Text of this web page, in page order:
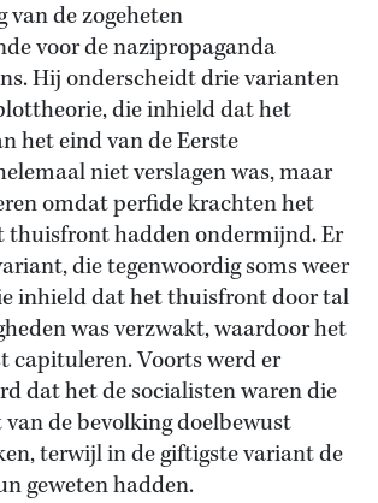
van de zogeheten
voor de nazipropaganda
Hij onderscheidt drie varianten
die inhield dat het
het eind van de Eerste
niet verslagen was, maar
omdat perfide krachten het
thuisfront hadden ondermijnd. Er
die tegenwoordig soms weer
inhield dat het thuisfront door tal
was verzwakt, waardoor het
capituleren. Voorts werd er
dat het de socialisten waren die
de bevolking doelbewust
terwijl in de giftigste variant de
geweten hadden.